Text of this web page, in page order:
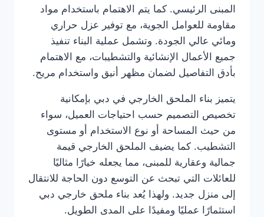
المبنى الرئيسي. كما يتم الاهتمام باستخدام مواد
مقاومة للعوامل الجوية، مع توفير عزل حراري
ومائي عالي الجودة. وتشمل عملية البناء تنفيذ
جميع الأعمال الإنشائية والتشطيبات، مع الاهتمام
بأدق التفاصيل لضمان مظهر أنيق واستخدام مريح.
يتميز بناء الملحق الخارجي في دبي بإمكانية
تخصيص التصميم حسب احتياجات العميل، سواء
من حيث المساحة أو نوع الاستخدام أو مستوى
التشطيب. كما يضيف الملحق الخارجي قيمة
جمالية وعقارية للمبنى، مما يجعله خيارًا مثاليًا
للعائلات التي تبحث عن التوسع دون الحاجة للانتقال
إلى منزل جديد. ولهذا يُعد بناء ملحق خارجي دبي
استثمارًا عمليًا ومفيدًا على المدى الطويل.